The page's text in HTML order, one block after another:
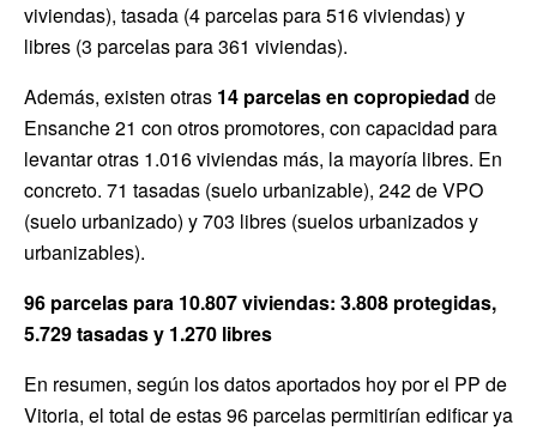
viviendas), tasada (4 parcelas para 516 viviendas) y
libres (3 parcelas para 361 viviendas).
Además, existen otras 14 parcelas en copropiedad de
Ensanche 21 con otros promotores, con capacidad para
levantar otras 1.016 viviendas más, la mayoría libres. En
concreto. 71 tasadas (suelo urbanizable), 242 de VPO
(suelo urbanizado) y 703 libres (suelos urbanizados y
urbanizables).
96 parcelas para 10.807 viviendas: 3.808 protegidas,
5.729 tasadas y 1.270 libres
En resumen, según los datos aportados hoy por el PP de
Vitoria, el total de estas 96 parcelas permitirían edificar ya